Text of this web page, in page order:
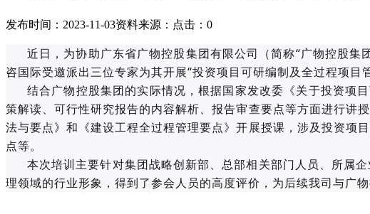
发布时间：2023-11-03资料来源： 点击： 0
近日，为协助广东省广物控股集团有限公司（简称“广物控股
咨国际受邀派出三位专家为其开展“投资项目可研编制及全过程项目
结合广物控股集团的实际情况，根据国家发改委《关于投资项
策解读、可行性研究报告的内容解析、报告审查要点等方面进行讲
法与要点》和《建设工程全过程管理要点》开展授课，涉及投资项
点等。
本次培训主要针对集团战略创新部、总部相关部门人员、所属
理领域的行业形象，得到了参会人员的高度评价，为后续我司与广